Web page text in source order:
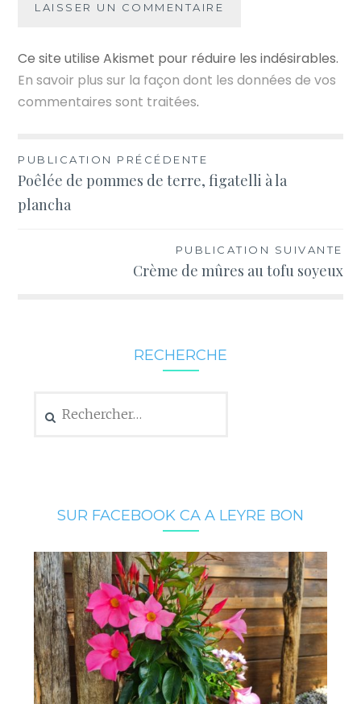
Ce site utilise Akismet pour réduire les indésirables.
En savoir plus sur la façon dont les données de vos
commentaires sont traitées.
Navigation
de
l’article
PUBLICATION PRÉCÉDENTE
Poêlée de pommes de terre, figatelli à la
plancha
PUBLICATION SUIVANTE
Crème de mûres au tofu soyeux
RECHERCHE
SUR FACEBOOK CA A LEYRE BON